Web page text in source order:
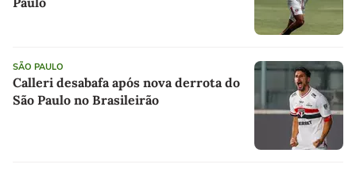
SÃO PAULO
Calleri desabafa após nova derrota do
São Paulo no Brasileirão